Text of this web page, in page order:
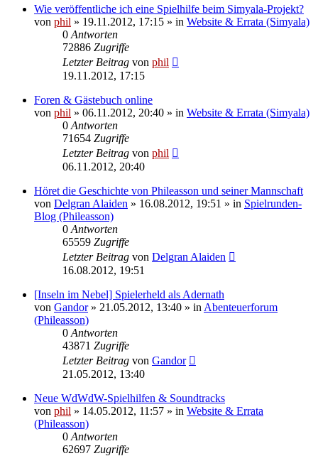
Wie veröffentliche ich eine Spielhilfe beim Simyala-Projekt?
von phil » 19.11.2012, 17:15 » in Website & Errata (Simyala)
0 Antworten
72886 Zugriffe
Letzter Beitrag von phil
19.11.2012, 17:15
Foren & Gästebuch online
von phil » 06.11.2012, 20:40 » in Website & Errata (Simyala)
0 Antworten
71654 Zugriffe
Letzter Beitrag von phil
06.11.2012, 20:40
Höret die Geschichte von Phileasson und seiner Mannschaft
von Delgran Alaiden » 16.08.2012, 19:51 » in Spielrunden-
Blog (Phileasson)
0 Antworten
65559 Zugriffe
Letzter Beitrag von Delgran Alaiden
16.08.2012, 19:51
[Inseln im Nebel] Spielerheld als Adernath
von Gandor» 21.05.2012, 13:40 » in Abenteuerforum
(Phileasson)
0 Antworten
43871 Zugriffe
Letzter Beitrag von Gandor
21.05.2012, 13:40
Neue WdWdW-Spielhilfen & Soundtracks
von phil » 14.05.2012, 11:57 » in Website & Errata
(Phileasson)
0 Antworten
62697 Zugriffe